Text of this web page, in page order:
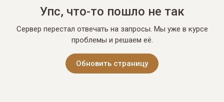
Упс, что-то пошло не так
Сервер перестал отвечать на запросы. Мы уже в курсе
проблемы и решаем её.
Обновить страницу